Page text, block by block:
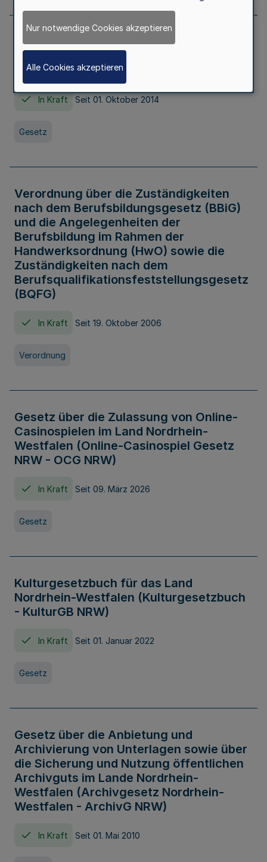
Gesetz über die Hochschulen des Landes
Nordrhein-Westfalen (Hochschulgesetz -
HG)
In Kraft Seit 01. Oktober 2014
Gesetz
Verordnung über die Zuständigkeiten
nach dem Berufsbildungsgesetz (BBiG)
und die Angelegenheiten der
Berufsbildung im Rahmen der
Handwerksordnung (HwO) sowie die
Zuständigkeiten nach dem
Berufsqualifikationsfeststellungsgesetz
(BQFG)
In Kraft Seit 19. Oktober 2006
Verordnung
Gesetz über die Zulassung von Online-
Casinospielen im Land Nordrhein-
Westfalen (Online-Casinospiel Gesetz
NRW - OCG NRW)
In Kraft Seit 09. März 2026
Gesetz
Kulturgesetzbuch für das Land
Nordrhein-Westfalen (Kulturgesetzbuch
- KulturGB NRW)
In Kraft Seit 01. Januar 2022
Gesetz
Gesetz über die Anbietung und
Archivierung von Unterlagen sowie über
die Sicherung und Nutzung öffentlichen
Archivguts im Lande Nordrhein-
Westfalen (Archivgesetz Nordrhein-
Westfalen - ArchivG NRW)
In Kraft Seit 01. Mai 2010
Nur notwendige Cookies akzeptieren
Alle Cookies akzeptieren